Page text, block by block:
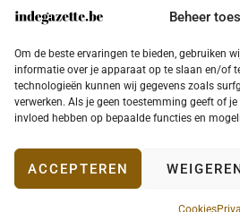
Beheer
Om de beste ervaringen te bieden, gebruiken
informatie over je apparaat op te slaan en/of
technologieën kunnen wij gegevens zoals
verwerken. Als je geen toestemming geeft of
invloed hebben op bepaalde functies en
ACCEPTEREN
Cookies
•Contact